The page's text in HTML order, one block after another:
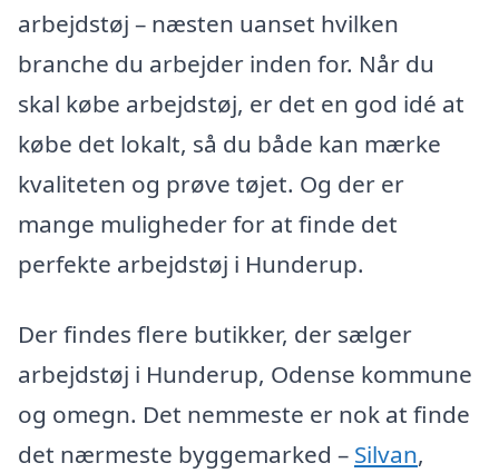
arbejdstøj – næsten uanset hvilken
branche du arbejder inden for. Når du
skal købe arbejdstøj, er det en god idé at
købe det lokalt, så du både kan mærke
kvaliteten og prøve tøjet. Og der er
mange muligheder for at finde det
perfekte arbejdstøj i Hunderup.
Der findes flere butikker, der sælger
arbejdstøj i Hunderup, Odense kommune
og omegn. Det nemmeste er nok at finde
det nærmeste byggemarked – Silvan,